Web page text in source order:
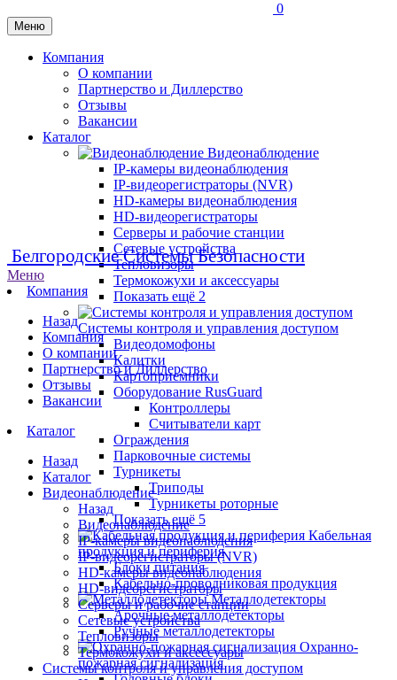
0
Меню
Компания
О компании
Партнерство и Диллерство
Отзывы
Вакансии
Каталог
Видеонаблюдение
IP-камеры видеонаблюдения
IP-видеорегистраторы (NVR)
HD-камеры видеонаблюдения
HD-видеорегистраторы
Серверы и рабочие станции
Сетевые устройства
Тепловизоры
Термокожухи и аксессуары
Показать ещё 2
Системы контроля и управления доступом
Видеодомофоны
Калитки
Картоприемники
Оборудование RusGuard
Контроллеры
Считыватели карт
Ограждения
Парковочные системы
Турникеты
Триподы
Турникеты роторные
Показать ещё 5
Кабельная
продукция и периферия
Блоки питания
Кабельно-проводниковая продукция
Металлодетекторы
Арочные металлодетекторы
Ручные металлодетекторы
Охранно-
пожарная сигнализация
Белгородские Системы Безопасности
Меню
Компания
Назад
Компания
О компании
Партнерство и Диллерство
Отзывы
Вакансии
Каталог
Назад
Каталог
Видеонаблюдение
Назад
Видеонаблюдение
IP-камеры видеонаблюдения
IP-видеорегистраторы (NVR)
HD-камеры видеонаблюдения
HD-видеорегистраторы
Серверы и рабочие станции
Сетевые устройства
Тепловизоры
Термокожухи и аксессуары
Системы контроля и управления доступом